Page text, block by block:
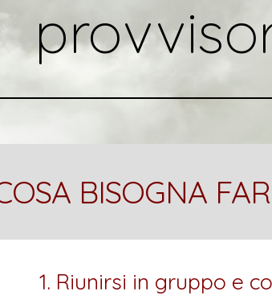
BISOGNA
1. Riunirsi in gruppo e